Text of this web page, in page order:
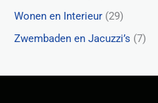
Wonen en Interieur (29)
Zwembaden en Jacuzzi’s (7)